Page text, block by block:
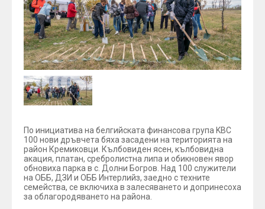
По инициатива на белгийската финансова група KBC
100 нови дръвчета бяха засадени на територията на
район Кремиковци. Кълбовиден ясен, кълбовидна
акация, платан, сребролистна липа и обикновен явор
обновиха парка в с. Долни Богров. Над 100 служители
на ОББ, ДЗИ и ОББ Интерлийз, заедно с техните
семейства, се включиха в залесяването и допринесоха
за облагородяването на района.